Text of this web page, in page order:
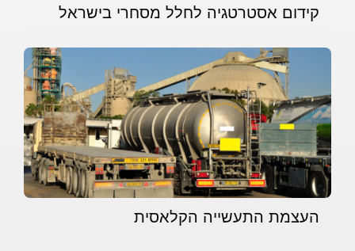
קידום אסטרטגיה לחלל מסחרי בישראל
העצמת התעשייה הקלאסית